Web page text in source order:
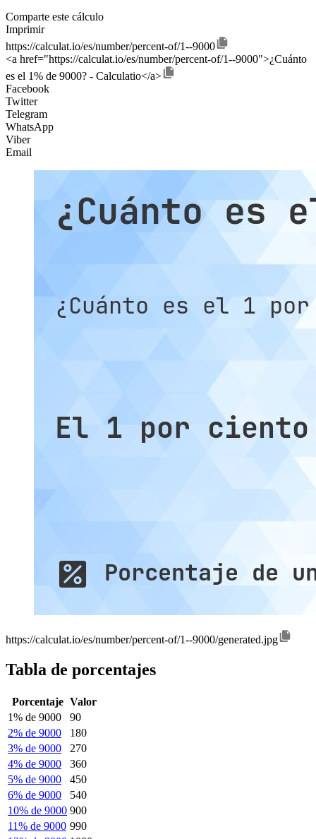
Comparte este cálculo
Imprimir
https://calculat.io/es/number/percent-of/1--9000
<a href="https://calculat.io/es/number/percent-of/1--9000">¿Cuánto
es el 1% de 9000? - Calculatio</a>
Facebook
Twitter
Telegram
WhatsApp
Viber
Email
https://calculat.io/es/number/percent-of/1--9000/generated.jpg
Tabla de porcentajes
Porcentaje Valor
1% de 9000
90
2% de 9000
180
3% de 9000
270
4% de 9000
360
5% de 9000
450
6% de 9000
540
10% de 9000 900
11% de 9000 990